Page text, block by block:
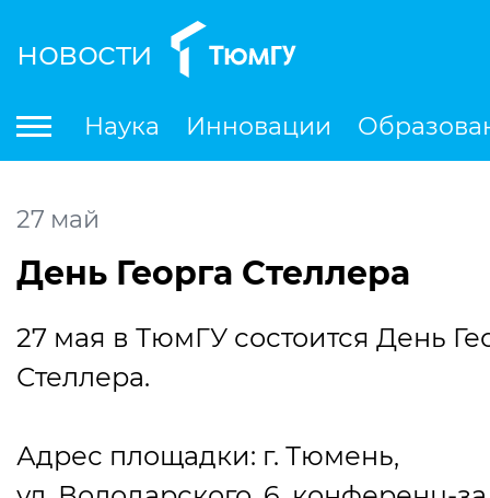
новости
Наука Инновации
Международная деятельность
День Георга Стеллера
27 мая в ТюмГУ состоится День
Стеллера.
Адрес площадки: г. Тюмень,
май
27